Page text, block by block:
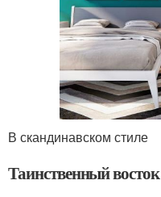
В скандинавском стиле
Таинственный восток